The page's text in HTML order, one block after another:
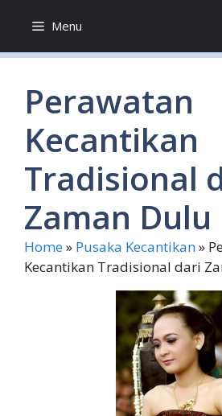
content
Menu
Perawatan
Kecantikan
Tradisional
Zaman Dulu
Home» Pusaka Kecantikan»
Kecantikan Tradisional dari